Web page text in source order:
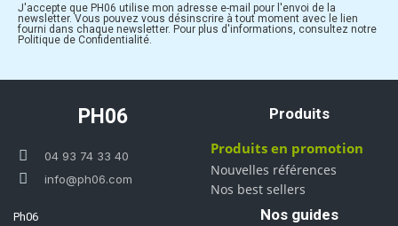
J'accepte que PH06 utilise mon adresse e-mail pour l'envoi de la
newsletter. Vous pouvez vous désinscrire à tout moment avec le lien
fourni dans chaque newsletter. Pour plus d'informations, consultez notre
Politique de Confidentialité.
PH06
04 93 74 33 40
info@ph06.com
Ph06
Produits
Produits en promotion
Nouvelles références
Nos best sellers
Nos guides